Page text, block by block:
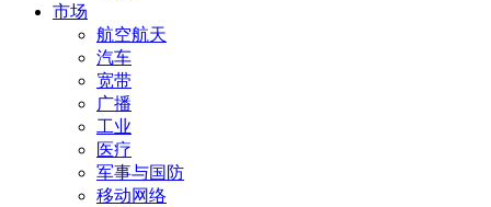
市场
航空航天
汽车
宽带
广播
工业
医疗
军事与国防
移动网络